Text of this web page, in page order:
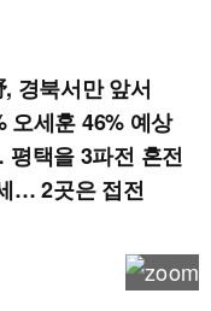
경북서만 앞서
오세훈 46% 예상
택을 3파전 혼전
… 2곳은 접전